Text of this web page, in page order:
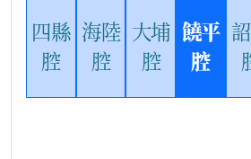
四縣
腔
海陸
腔
大埔
腔
饒平
腔